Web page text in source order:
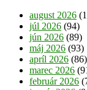
august 2026
júl 2026 (94)
jún 2026 (89)
máj 2026 (93)
apríl 2026 (86)
marec 2026
február 2026